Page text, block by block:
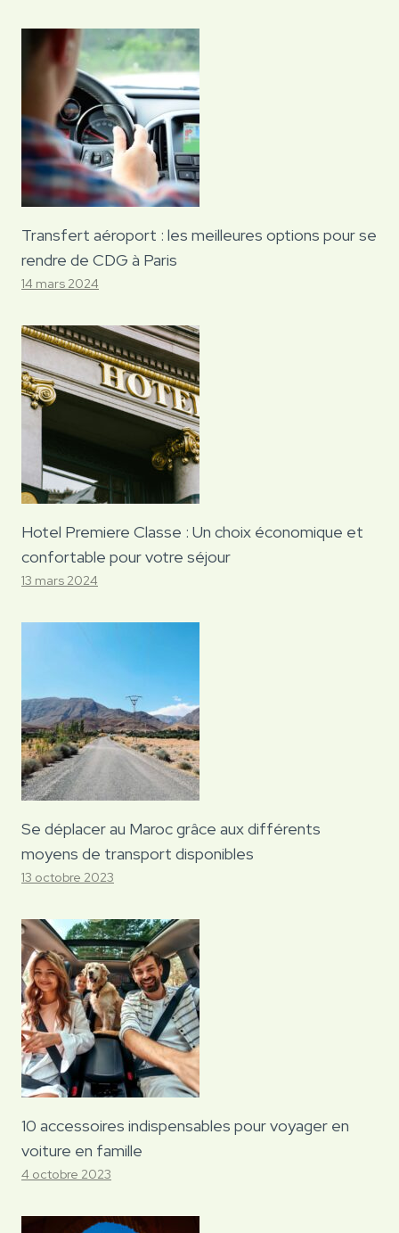
Transfert aéroport : les meilleures options pour se
rendre de CDG à Paris
14 mars 2024
Hotel Premiere Classe : Un choix économique et
confortable pour votre séjour
13 mars 2024
Se déplacer au Maroc grâce aux différents
moyens de transport disponibles
13 octobre 2023
10 accessoires indispensables pour voyager en
voiture en famille
4 octobre 2023